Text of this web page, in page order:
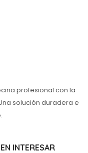
profesional con la
solución duradera e
INTERESAR